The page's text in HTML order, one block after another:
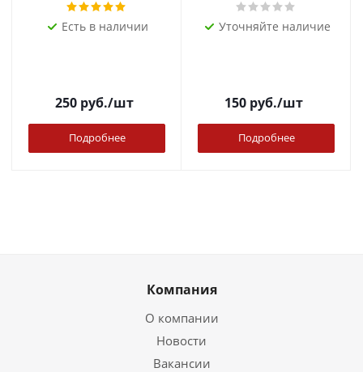
Есть в наличии
250руб./шт
Подробнее
Уточняйте наличие
150руб./шт
Подробнее
Компания
О компании
Новости
Вакансии